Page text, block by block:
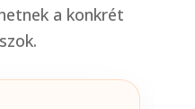
a konkrét